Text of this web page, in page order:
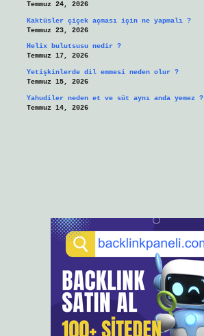
Temmuz 24, 2026
Kaktüsler çiçek açması için ne yapmalı ?
Temmuz 23, 2026
Helix bulutsusu nedir ?
Temmuz 17, 2026
Yetişkinlerde dil emmesi neden olur ?
Temmuz 15, 2026
Yahudiler neden et ve süt aynı anda yemez ?
Temmuz 14, 2026